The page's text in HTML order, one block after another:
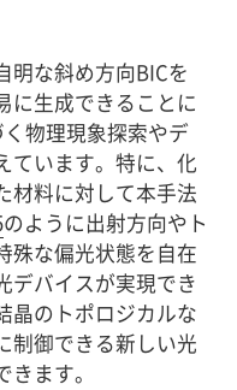
明な斜め方向BICを
に生成できることに
物理現象探索やデ
ています。特に、化
材料に対して本手法
のように出射方向やト
殊な偏光状態を自在
デバイスが実現でき
晶のトポロジカルな
制御できる新しい光
ます。